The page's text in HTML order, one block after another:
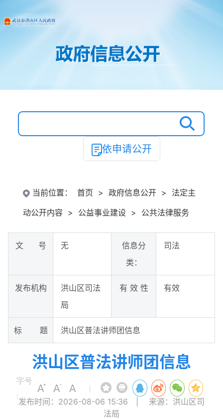
依申请公开
当前位置： 首页 > 政府信息公开 >
法定主
动公开内容 > 公益事业建设 > 公共法律服务
文 号 无
信息分
类：
司法
发布机构
洪山区司法
局
有 效 性 有效
标 题 洪山区普法讲师团信息
洪山区普法讲师团信息
字号
:
|
发布时间：2026-08-06 15:36
来源：洪山区司
法局